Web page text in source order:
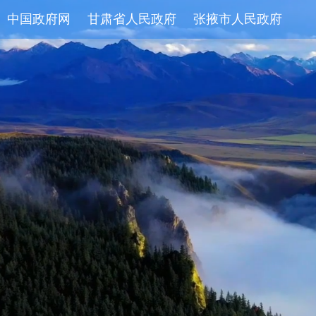
中国政府网 甘肃省人民政府 张掖市人民政府